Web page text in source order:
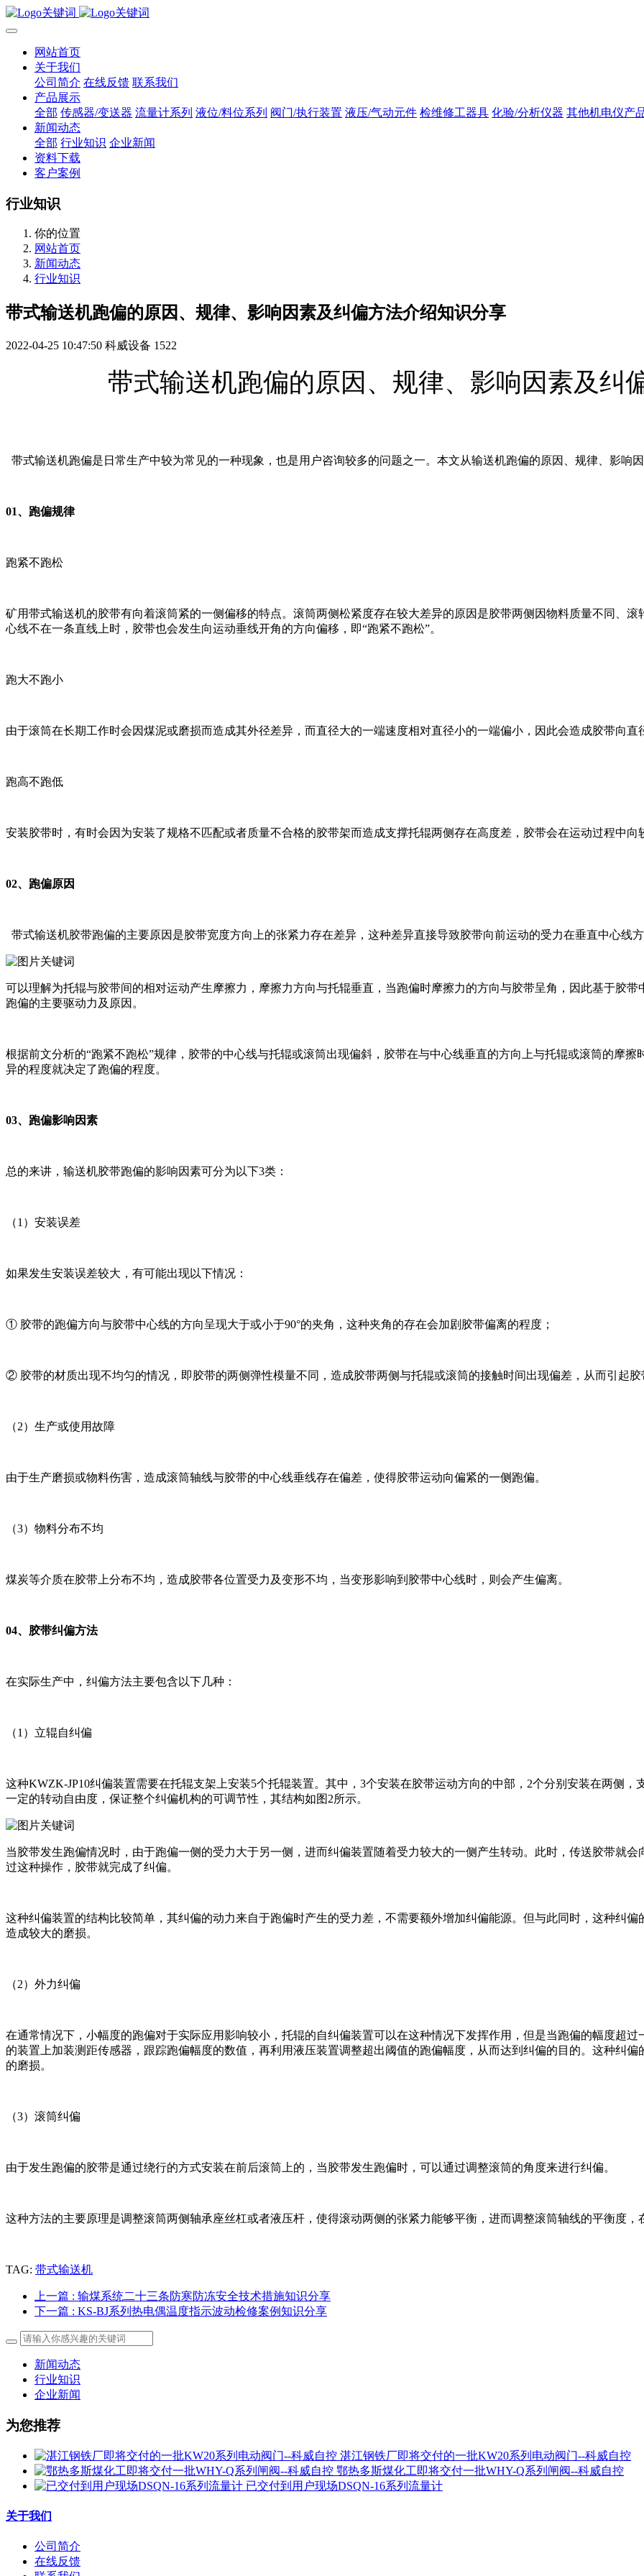
网站首页
关于我们
公司简介 在线反馈 联系我们
产品展示
全部 传感器/变送器 流量计系列 液位/料位系列 阀门/执行装置 液压/气动元件 检维修工器具 化验/分析仪器 其他机电仪产
新闻动态
全部 行业知识 企业新闻
资料下载
客户案例
行业知识
你的位置
网站首页
新闻动态
行业知识
带式输送机跑偏的原因、规律、影响因素及纠偏方法介绍知识分享
2022-04-25 10:47:50 科威设备 1522
带式输送机跑偏的原因、规律、影响因素及纠
带式输送机跑偏是日常生产中较为常见的一种现象，也是用户咨询较多的问题之一。本文从输送机跑偏的原因、规律、影响
01、跑偏规律
跑紧不跑松
矿用带式输送机的胶带有向着滚筒紧的一侧偏移的特点。滚筒两侧松紧度存在较大差异的原因是胶带两侧因物料质量不同、
心线不在一条直线上时，胶带也会发生向运动垂线开角的方向偏移，即“跑紧不跑松”。
跑大不跑小
由于滚筒在长期工作时会因煤泥或磨损而造成其外径差异，而直径大的一端速度相对直径小的一端偏小，因此会造成胶带向直
跑高不跑低
安装胶带时，有时会因为安装了规格不匹配或者质量不合格的胶带架而造成支撑托辊两侧存在高度差，胶带会在运动过程中向
02、跑偏原因
带式输送机胶带跑偏的主要原因是胶带宽度方向上的张紧力存在差异，这种差异直接导致胶带向前运动的受力在垂直中心线
可以理解为托辊与胶带间的相对运动产生摩擦力，摩擦力方向与托辊垂直，当跑偏时摩擦力的方向与胶带呈角，因此基于胶
跑偏的主要驱动力及原因。
根据前文分析的“跑紧不跑松”规律，胶带的中心线与托辊或滚筒出现偏斜，胶带在与中心线垂直的方向上与托辊或滚筒的摩
异的程度就决定了跑偏的程度。
03、跑偏影响因素
总的来讲，输送机胶带跑偏的影响因素可分为以下3类：
（1）安装误差
如果发生安装误差较大，有可能出现以下情况：
① 胶带的跑偏方向与胶带中心线的方向呈现大于或小于90°的夹角，这种夹角的存在会加剧胶带偏离的程度；
② 胶带的材质出现不均匀的情况，即胶带的两侧弹性模量不同，造成胶带两侧与托辊或滚筒的接触时间出现偏差，从而引起胶
（2）生产或使用故障
由于生产磨损或物料伤害，造成滚筒轴线与胶带的中心线垂线存在偏差，使得胶带运动向偏紧的一侧跑偏。
（3）物料分布不均
煤炭等介质在胶带上分布不均，造成胶带各位置受力及变形不均，当变形影响到胶带中心线时，则会产生偏离。
04、胶带纠偏方法
在实际生产中，纠偏方法主要包含以下几种：
（1）立辊自纠偏
这种KWZK-JP10纠偏装置需要在托辊支架上安装5个托辊装置。其中，3个安装在胶带运动方向的中部，2个分别安装在两侧
一定的转动自由度，保证整个纠偏机构的可调节性，其结构如图2所示。
当胶带发生跑偏情况时，由于跑偏一侧的受力大于另一侧，进而纠偏装置随着受力较大的一侧产生转动。此时，传送胶带就
过这种操作，胶带就完成了纠偏。
这种纠偏装置的结构比较简单，其纠偏的动力来自于跑偏时产生的受力差，不需要额外增加纠偏能源。但与此同时，这种纠
造成较大的磨损。
（2）外力纠偏
在通常情况下，小幅度的跑偏对于实际应用影响较小，托辊的自纠偏装置可以在这种情况下发挥作用，但是当跑偏的幅度超
的装置上加装测距传感器，跟踪跑偏幅度的数值，再利用液压装置调整超出阈值的跑偏幅度，从而达到纠偏的目的。这种纠
的磨损。
（3）滚筒纠偏
由于发生跑偏的胶带是通过绕行的方式安装在前后滚筒上的，当胶带发生跑偏时，可以通过调整滚筒的角度来进行纠偏。
这种方法的主要原理是调整滚筒两侧轴承座丝杠或者液压杆，使得滚动两侧的张紧力能够平衡，进而调整滚筒轴线的平衡度
TAG: 带式输送机
上一篇 : 输煤系统二十三条防寒防冻安全技术措施知识分享
下一篇 : KS-BJ系列热电偶温度指示波动检修案例知识分享
新闻动态
行业知识
企业新闻
为您推荐
湛江钢铁厂即将交付的一批KW20系列电动阀门--科威自控
鄂热多斯煤化工即将交付一批WHY-Q系列闸阀--科威自控
已交付到用户现场DSQN-16系列流量计
关于我们
公司简介
在线反馈